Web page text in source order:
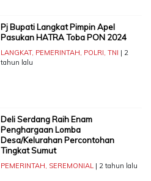
Pj Bupati Langkat Pimpin Apel
Pasukan HATRA Toba PON 2024
LANGKAT, PEMERINTAH, POLRI, TNI | 2
tahun lalu
Deli Serdang Raih Enam
Penghargaan Lomba
Desa/Kelurahan Percontohan
Tingkat Sumut
PEMERINTAH, SEREMONIAL| 2 tahun lalu